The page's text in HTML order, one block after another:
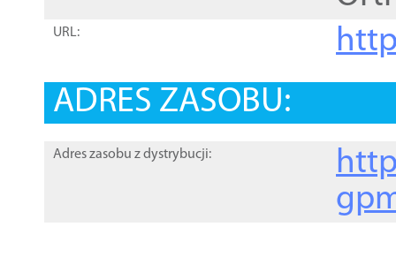
URL:
ADRES ZASOBU:
Adres zasobu z dystrybucji: